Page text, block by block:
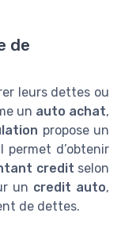
de
leurs dettes ou
un auto achat,
propose un
permet d’obtenir
credit selon
un credit auto,
de dettes.